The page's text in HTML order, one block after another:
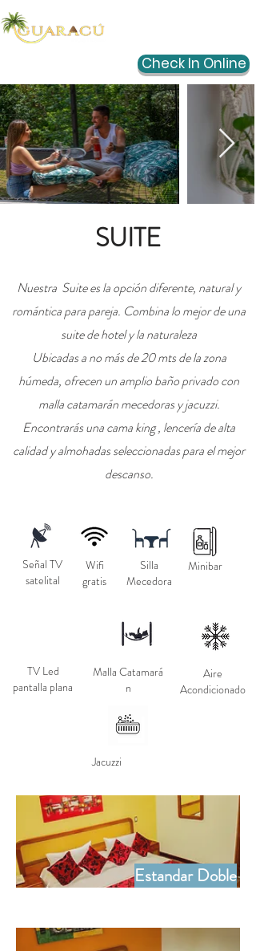
Check In Online
SUITE
Nuestra Suite es la opción diferente, natural y
romántica para pareja. Combina lo mejor de una
suite de hotel y la naturaleza
Ubicadas a no más de 20 mts de la zona
húmeda, ofrecen un amplio baño privado con
mallacatamarán mecedoras y jacuzzi.
Encontrarás una cama king , lencería de alta
calidad y almohadas seleccionadas para el mejor
descanso.
Wifi
gratis
Señal TV
satelital
Silla
Mecedora
Minibar
TV Led
pantalla plana
Malla Catamará
n
Aire
Acondicionado
Jacuzzi
Estandar Doble